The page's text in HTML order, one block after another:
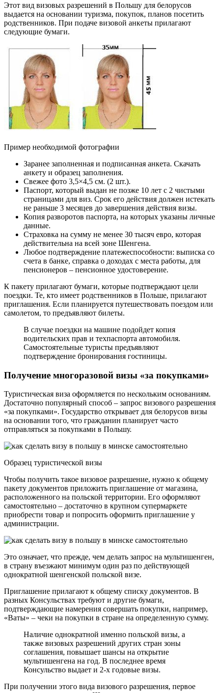
Этот вид визовых разрешений в Польшу для белорусов
выдается на основании туризма, покупок, планов посетить
родственников. При подаче визовой анкеты прилагают
следующие бумаги.
Пример необходимой фотографии
Заранее заполненная и подписанная анкета. Скачать
анкету и образец заполнения.
Свежее фото 3,5×4,5 см. (2 шт.).
Паспорт, который выдан не позже 10 лет с 2 чистыми
страницами для виз. Срок его действия должен истекать
не раньше 3 месяцев до завершения действия визы.
Копия разворотов паспорта, на которых указаны личные
данные.
Страховка на сумму не менее 30 тысяч евро, которая
действительна на всей зоне Шенгена.
Любое подтверждение платежеспособности: выписка со
счета в банке, справка о доходах с места работы, для
пенсионеров – пенсионное удостоверение.
К пакету прилагают бумаги, которые подтверждают цели
поездки. Те, кто имеет родственников в Польше, прилагают
приглашения. Если планируется путешествовать поездом или
самолетом, то предъявляют билеты.
В случае поездки на машине подойдет копия
водительских прав и техпаспорта автомобиля.
Самостоятельные туристы предъявляют
подтверждение бронирования гостиницы.
Получение многоразовой визы «за покупками»
Туристическая виза оформляется по нескольким основаниям.
Достаточно популярный способ – запрос визового разрешения
«за покупками». Государство открывает для белорусов визы
на основании того, что гражданин планирует часто
отправляться за покупками в Польшу.
Образец туристической визы
Чтобы получить такое визовое разрешение, нужно к общему
пакету документов приложить приглашение от магазина,
расположенного на польской территории. Его оформляют
самостоятельно – достаточно в крупном супермаркете
приобрести товар и попросить оформить приглашение у
администрации.
Это означает, что прежде, чем делать запрос на мультишенген,
в страну въезжают минимум один раз по действующей
однократной шенгенской польской визе.
Приглашение прилагают к общему списку документов. В
разных Консульствах требуют и другие бумаги,
подтверждающие намерения совершать покупки, например,
«Ваты» – чеки на покупки в стране на определенную сумму.
Наличие однократной именно польской визы, а
также визовых разрешений других стран зоны
соглашения, повышает шансы на открытие
мультишенгена на год. В последнее время
Консульство выдает и 2-х годовые визы.
При получении этого вида визового разрешения, первое